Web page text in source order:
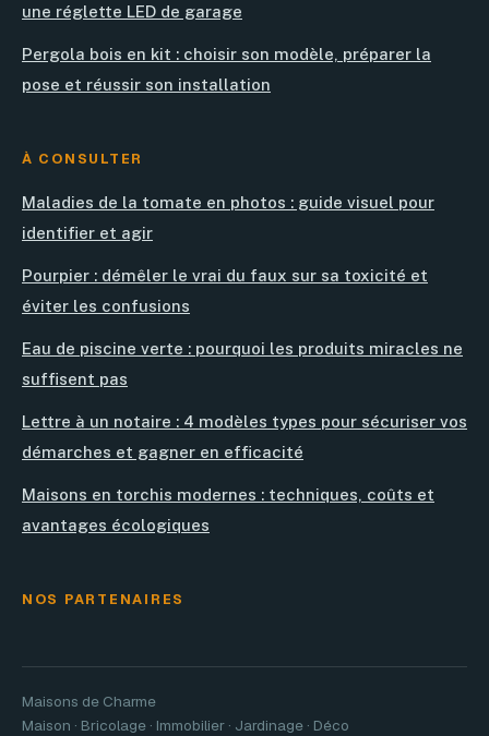
une réglette LED de garage
Pergola bois en kit : choisir son modèle, préparer la
pose et réussir son installation
À CONSULTER
Maladies de la tomate en photos : guide visuel pour
identifier et agir
Pourpier : démêler le vrai du faux sur sa toxicité et
éviter les confusions
Eau de piscine verte : pourquoi les produits miracles ne
suffisent pas
Lettre à un notaire : 4 modèles types pour sécuriser vos
démarches et gagner en efficacité
Maisons en torchis modernes : techniques, coûts et
avantages écologiques
NOS PARTENAIRES
Maisons de Charme
Maison · Bricolage · Immobilier · Jardinage · Déco